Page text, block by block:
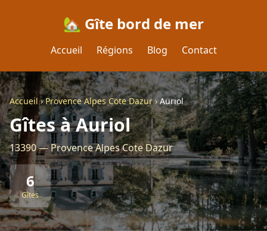
🏡 Gîte bord de mer
Accueil Régions Blog Contact
Accueil›Provence Alpes Cote Dazur›Auriol
Gîtes à Auriol
13390 — Provence Alpes Cote Dazur
6
Gîtes